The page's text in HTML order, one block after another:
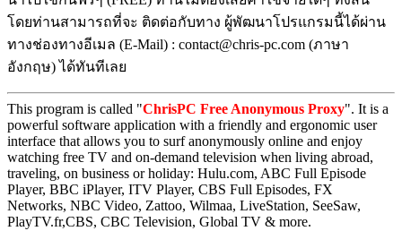
โดยท่านสามารถที่จะ ติดต่อกับทาง ผู้พัฒนาโปรแกรมนี้ได้ผ่าน
ทางช่องทางอีเมล (E-Mail) : contact@chris-pc.com (ภาษา
อังกฤษ) ได้ทันทีเลย
This program is called "ChrisPC Free Anonymous Proxy". It is a
powerful software application with a friendly and ergonomic user
interface that allows you to surf anonymously online and enjoy
watching free TV and on-demand television when living abroad,
traveling, on business or holiday: Hulu.com, ABC Full Episode
Player, BBC iPlayer, ITV Player, CBS Full Episodes, FX
Networks, NBC Video, Zattoo, Wilmaa, LiveStation, SeeSaw,
PlayTV.fr,CBS, CBC Television, Global TV & more.